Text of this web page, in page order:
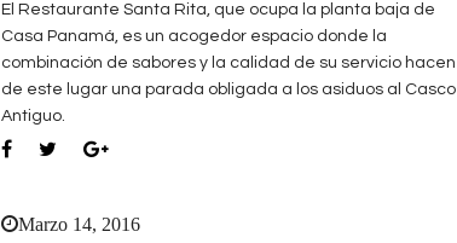
El Restaurante Santa Rita, que ocupa la planta baja de
Casa Panamá, es un acogedor espacio donde la
combinación de sabores y la calidad de su servicio hacen
de este lugar una parada obligada a los asiduos al Casco
Antiguo.
Marzo 14, 2016